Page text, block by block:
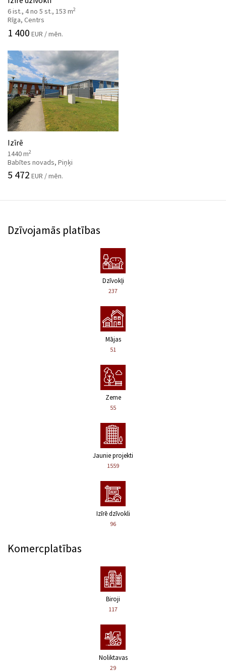
6 ist., 4 no 5 st., 153 m2
Rīga, Centrs
1 400 EUR / mēn.
Izīrē
1440 m2
Babītes novads, Piņķi
5 472 EUR / mēn.
Dzīvojamās platības
Dzīvokļi
237
Mājas
51
Zeme
55
Jaunie projekti
1559
Izīrē dzīvokli
96
Komercplatības
Biroji
117
Noliktavas
29